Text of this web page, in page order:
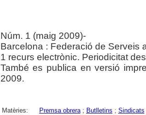
Núm. 1 (maig 2009)-
Barcelona : Federació de Serveis
1 recurs electrònic. Periodicitat
També es publica en versió
2009.
Matèries: Premsa obrera; Butlletins ; Sindicats